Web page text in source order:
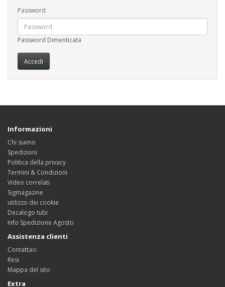
Password
Password Dimenticata
Informazioni
Chi siamo
Spedizioni
Politica della privacy
Termini & Condizioni
Video correlati
Sigmagazine
utilizzo dei cookie
Decalogo tubi
Info Spedizione Agosto
Assistenza clienti
Contattaci
Resi
Mappa del sito
Extra